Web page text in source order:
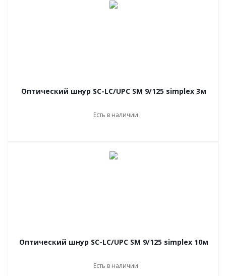
Оптический шнур SC-LC/UPC SM 9/125 simplex 3м
Есть в наличии
Оптический шнур SC-LC/UPC SM 9/125 simplex 10м
Есть в наличии